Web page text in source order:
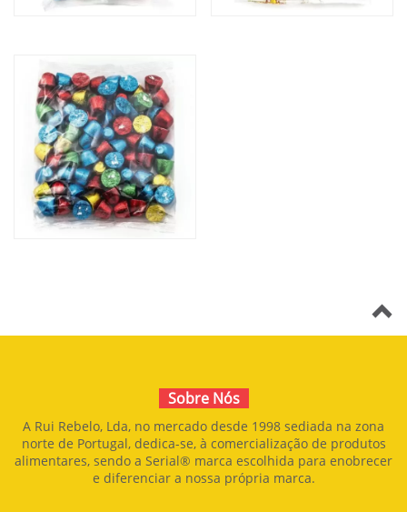
BOMBOM COM
RECHEIO MIÚDO (KG)
RECHEIO GRAÚDO
Sobre Nós
A Rui Rebelo, Lda, no mercado desde 1998 sediada na zona
norte de Portugal, dedica-se, à comercialização de produtos
alimentares, sendo a Serial® marca escolhida para enobrecer
e diferenciar a nossa própria marca.